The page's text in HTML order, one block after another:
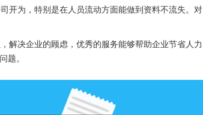
开为，特别是在人员流动方面能做到资料不流失。对
解决企业的顾虑，优秀的服务能够帮助企业节省人力
题。